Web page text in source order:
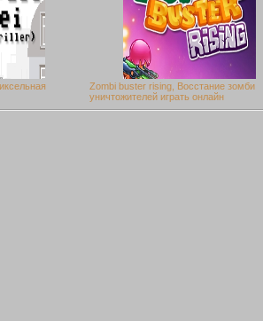
Zombi buster rising, Восстание зомби
уничтожителей играть онлайн